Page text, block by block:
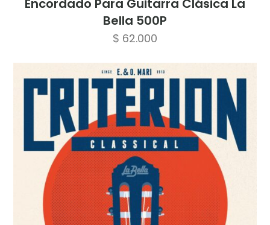
Encordado Para Guitarra Clásica La
Bella 500P
$ 62.000